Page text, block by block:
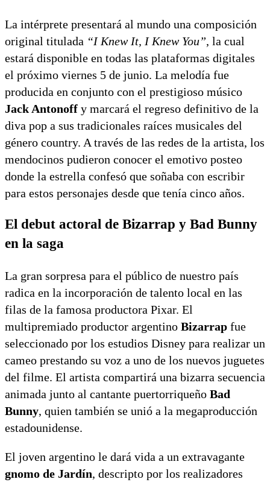
La intérprete presentará al mundo una composición
original titulada “I Knew It, I Knew You”, la cual
estará disponible en todas las plataformas digitales
el próximo viernes 5 de junio. La melodía fue
producida en conjunto con el prestigioso músico
Jack Antonoff y marcará el regreso definitivo de la
diva pop a sus tradicionales raíces musicales del
género country. A través de las redes de la artista, los
mendocinos pudieron conocer el emotivo posteo
donde la estrella confesó que soñaba con escribir
para estos personajes desde que tenía cinco años.
El debut actoral de Bizarrap y Bad Bunny
en la saga
La gran sorpresa para el público de nuestro país
radica en la incorporación de talento local en las
filas de la famosa productora Pixar. El
multipremiado productor argentino Bizarrap fue
seleccionado por los estudios Disney para realizar un
cameo prestando su voz a uno de los nuevos juguetes
del filme. El artista compartirá una bizarra secuencia
animada junto al cantante puertorriqueño Bad
Bunny, quien también se unió a la megaproducción
estadounidense.
El joven argentino le dará vida a un extravagante
gnomo de Jardín, descripto por los realizadores